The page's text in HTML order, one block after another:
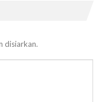
disiarkan.